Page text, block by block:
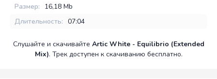
Размер:
16,18 Mb
Длительность: 07:04
Слушайте и скачивайте Artic White - Equilibrio (Extended
Mix). Трек доступен к скачиванию бесплатно.